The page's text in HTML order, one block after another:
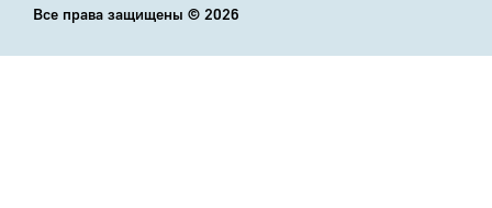
Все права защищены © 2026